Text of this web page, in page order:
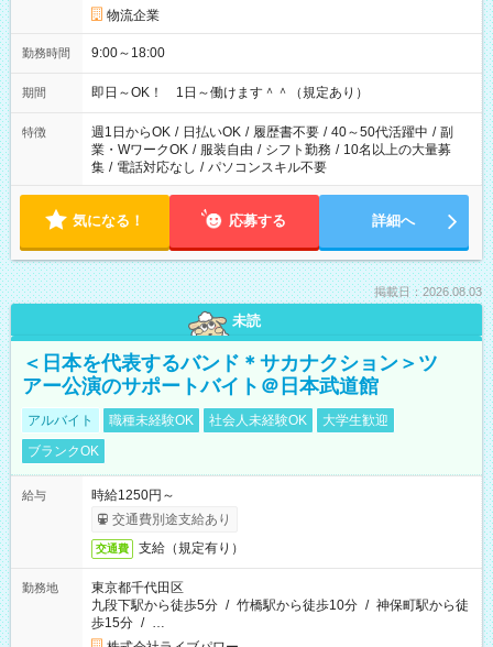
物流企業
勤務時間 9:00～18:00
期間 即日～OK！ 1日～働けます＾＾（規定あり）
特徴 週1日からOK / 日払いOK / 履歴書不要 / 40～50代活躍中 / 副
業・WワークOK / 服装自由 / シフト勤務 / 10名以上の大量募
集 / 電話対応なし / パソコンスキル不要
気になる！ 応募する 詳細へ
掲載日：2026.08.03
未読
＜日本を代表するバンド＊サカナクション＞ツ
アー公演のサポートバイト＠日本武道館
アルバイト 職種未経験OK 社会人未経験OK
大学生歓迎
ブランクOK
給与
時給1250円～
交通費別途支給あり
交通費 支給（規定有り）
勤務地
東京都千代田区
九段下駅から徒歩5分 / 竹橋駅から徒歩10分 / 神保町駅から徒
歩15分 / …